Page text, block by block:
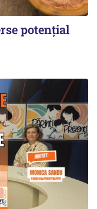
potențial